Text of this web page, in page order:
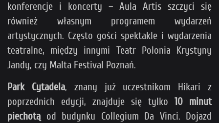
konferencje i koncerty – Aula Artis szczyci się
również własnym programem wydarzeń
artystycznych. Często gości spektakle i wydarzenia
teatralne, między innymi Teatr Polonia Krystyny
Jandy, czy Malta Festival Poznań.
Park Cytadela, znany już uczestnikom Hikari z
poprzednich edycji, znajduje się tylko 10 minut
piechotą od budynku Collegium Da Vinci. Dojazd